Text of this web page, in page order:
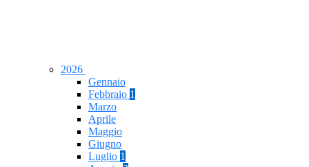
2026
Gennaio
Febbraio 1
Marzo
Aprile
Maggio
Giugno
Luglio 1